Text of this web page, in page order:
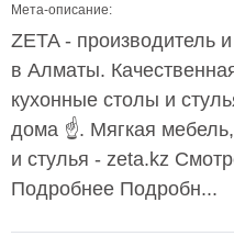
Мета-описание:
ZETA - производитель
в Алматы.
кухонные столы и
дома ☝. Мягкая
и стулья - zeta.kz
Подробнее Подробн...